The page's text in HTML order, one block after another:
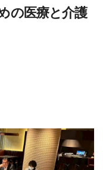
の医療と介護